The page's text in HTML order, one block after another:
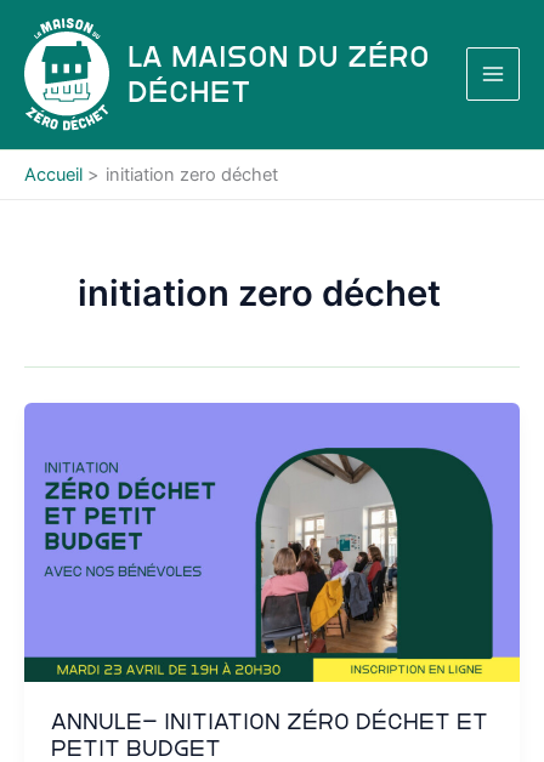
contenu
La Maison du Zéro
Déchet
Accueil initiation zero déchet
initiation zero déchet
ANNULE- Initiation zéro déchet et
petit budget